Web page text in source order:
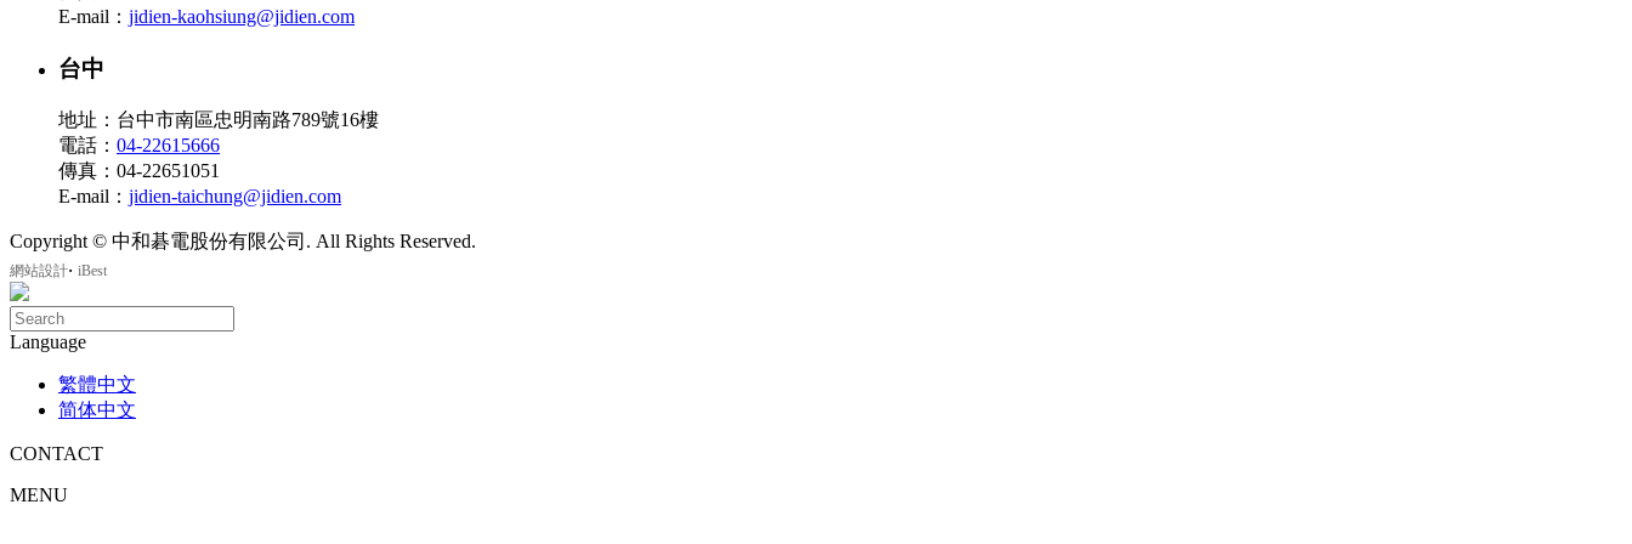
E-mail： jidien-kaohsiung@jidien.com
台中
地址：台中市南區忠明南路789號16樓
電話： 04-22615666
傳真：04-22651051
E-mail： jidien-taichung@jidien.com
Copyright © 中和碁電股份有限公司. All Rights Reserved.
網站設計‧ iBest
Language
繁體中文
简体中文
CONTACT
MENU